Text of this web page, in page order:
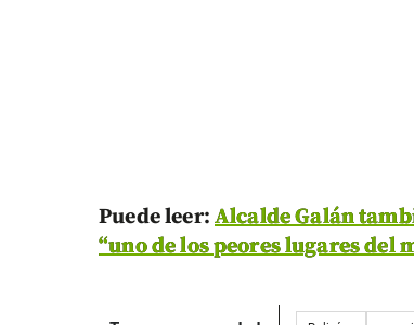
Puede leer: Alcalde Galán
“uno de los peores lugares del